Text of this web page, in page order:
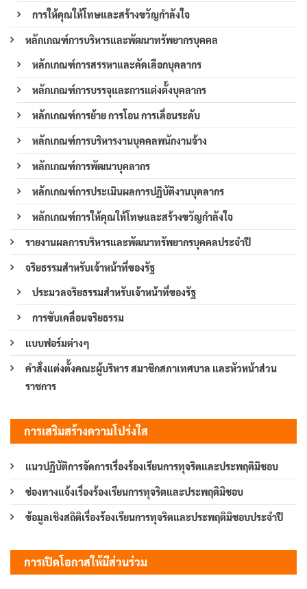
การให้คุณให้โทษและสร้างขวัญกำลังใจ
หลักเกณฑ์การบริหารและพัฒนาทรัพยากรบุคคล
หลักเกณฑ์การสรรหาและคัดเลือกบุคลากร
หลักเกณฑ์การบรรจุและการแต่งตั้งบุคลากร
หลักเกณฑ์การย้าย การโอน การเลื่อนระดับ
หลักเกณฑ์การบริหารงานบุคคลพนักงานจ้าง
หลักเกณฑ์การพัฒนาบุคลากร
หลักเกณฑ์การประเมินผลการปฏิบัติงานบุคลากร
หลักเกณฑ์การให้คุณให้โทษและสร้างขวัญกำลังใจ
รายงานผลการบริหารและพัฒนาทรัพยากรบุคคลประจำปี
จริยธรรมสำหรับเจ้าหน้าที่ของรัฐ
ประมวลจริยธรรมสำหรับเจ้าหน้าที่ของรัฐ
การขับเคลื่อนจริยธรรม
แบบฟอร์มต่างๆ
คำสั่งแต่งตั้งคณะผู้บริหาร สมาชิกสภาเทศบาล และหัวหน้าส่วน
ราชการ
การเสริมสร้างความโปร่งใส
แนวปฏิบัติการจัดการเรื่องร้องเรียนการทุจริตและประพฤติมิชอบ
ช่องทางแจ้งเรื่องร้องเรียนการทุจริตและประพฤติมิชอบ
ข้อมูลเชิงสถิติเรื่องร้องเรียนการทุจริตและประพฤติมิชอบประจำปี
การเปิดโอกาสให้มีส่วนร่วม